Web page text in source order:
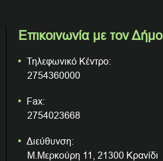
Επικοινωνία με τον Δήμο
Τηλεφωνικό Κέντρο:
2754360000
Fax:
2754023668
Διεύθυνση:
Μ.Μερκούρη 11, 21300 Κρανίδι